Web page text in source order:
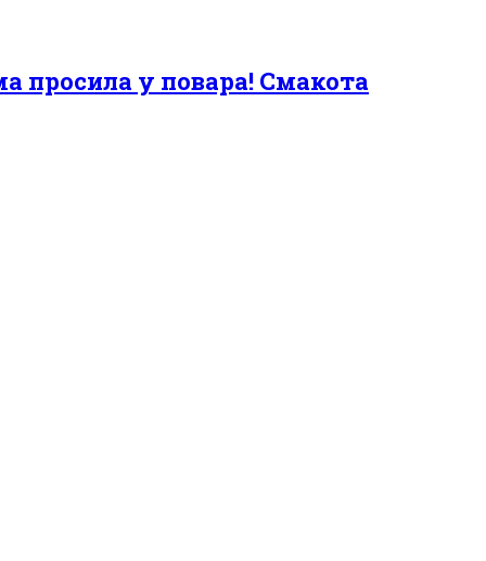
просила у повара! Смакота